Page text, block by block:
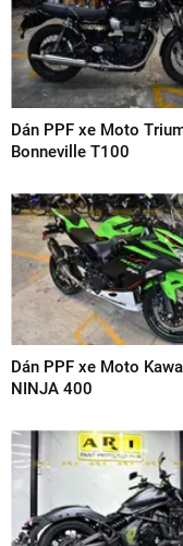
Dán PPF xe Moto
Bonneville T100
Dán PPF xe Moto
NINJA 400